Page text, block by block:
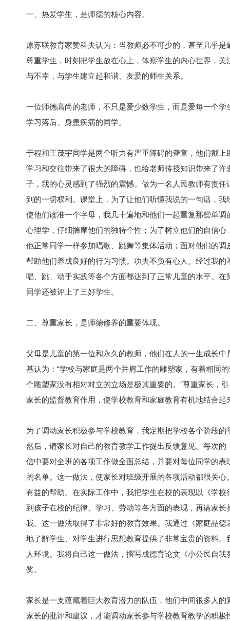
一、热爱学生，是师德的核心内容。
原苏联教育家赞科夫认为：当教师必不可少的，甚至几乎
尊重学生，时刻把学生放在心上，体察学生的内心世界，
与不幸，与学生建立起和谐、友爱的师生关系。
一位师德高尚的老师，不只是爱少数学生，而是爱每一个
学习落后、身患疾病的同学。
于程和王茂宇同学是两个听力有严重障碍的聋童，他们戴
学习和交往带来了很大的障碍，也给老师传授知识带来了
子，我的心灵感到了强烈的震憾。做为一名人民教师有责
到的一切权利。课堂上，为了让他们听懂我说的一句话，
使他们读准一个字母，我几十遍地和他们一起重复那些单
心理学，仔细揣摩他们的独特个性；为了树立他们的自信
他正常同学一样参加唱歌、跳舞等集体活动；面对他们的
帮助他们养成良好的行为习惯。功夫不负有心人。经过我
唱、跳、动手实践等各个方面都达到了正常儿童的水平。
同学还被评上了三好学生。
二、尊重家长，是师德修养的重要体现。
父母是儿童的第一位和永久的教师，他们在人的一生成长
基认为：“学校与家庭是两个并肩工作的雕塑家，有着相同
个雕塑家没有相对对立的立场是极其重要的。”尊重家长，
家长的监督教育作用，使学校教育和家庭教育有机地结合起
为了调动家长积极参与学校教育，我定期把学校各个阶段
然后，请家长对自己的教育教学工作提出反馈意见。每次
信中要对全班的各项工作做全面总结，并要对每位同学的
的名单。这一做法，使家长对班级开展的各项活动都很关
有益的帮助。在实际工作中，我把学生在校的表现以《学
到孩子在校的纪律、学习、劳动等各方面的表现，再请家
我。这一做法取得了非常好的教育效果。我通过《家庭品
地了解学生、对学生进行思想教育提供了非常宝贵的资料
人环境。我将自己这一做法，撰写成德育论文《小公民自
奖。
家长是一支蕴藏着巨大教育潜力的队伍，他们中间很多人
家长的批评和建议，才能调动家长参与学校教育教学的积极